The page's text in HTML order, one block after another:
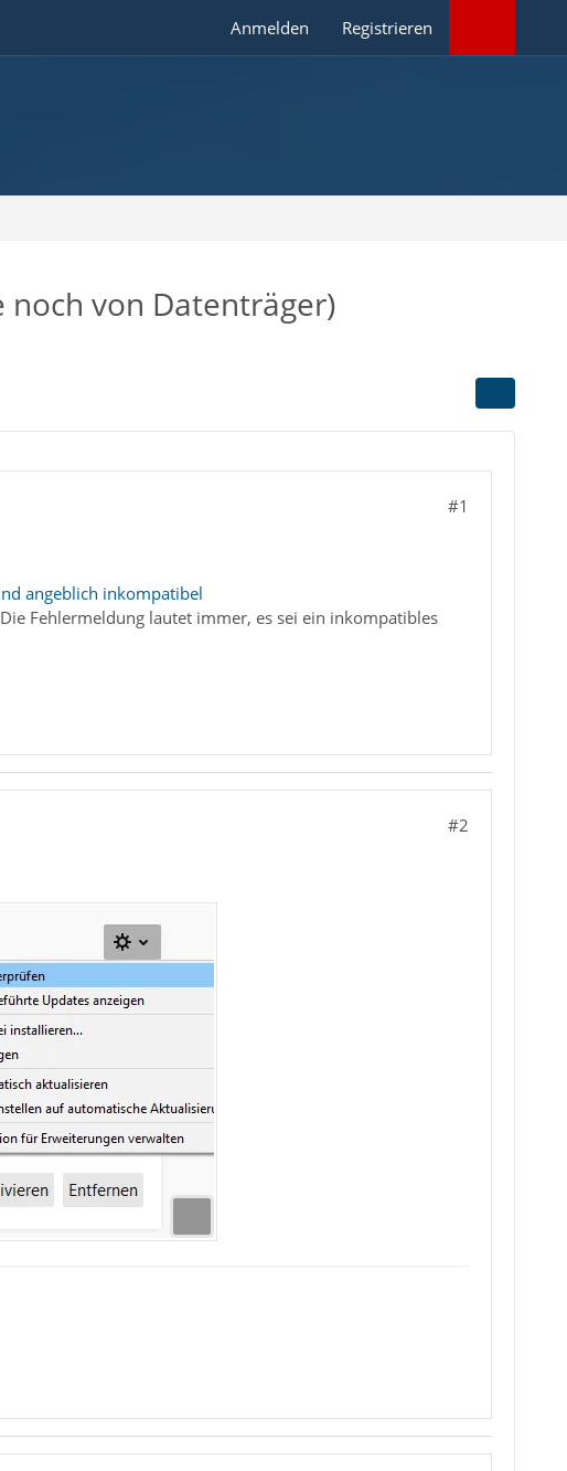
Anmelden Registrieren
noch von Datenträger)
#1
angeblich inkompatibel
Fehlermeldung lautet immer, es sei ein inkompatibles
#2